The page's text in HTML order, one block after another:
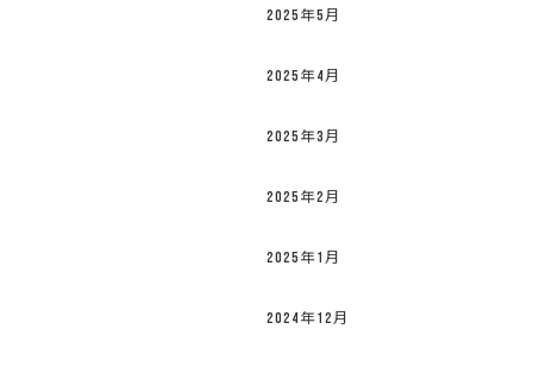
2025年5月
2025年4月
2025年3月
2025年2月
2025年1月
2024年12月